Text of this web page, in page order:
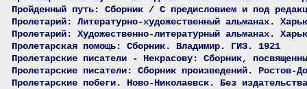
Пройденный путь: Сборник / С предисловием и под
Пролетарий: Литературно-художественный альманах.
Пролетарий: Художественно-литературный альманах.
Пролетарская помощь: Сборник. Владимир. ГИЗ. 1921
Пролетарские писатели - Некрасову: Сборник,
Пролетарские писатели: Сборник произведений.
Пролетарские побеги. Ново-Николаевск. Без